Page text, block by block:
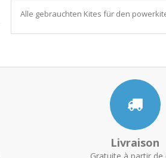
Alle gebrauchten Kites für den
Livraison